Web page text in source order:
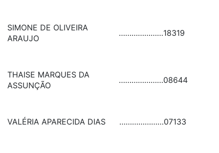
SIMONE DE OLIVEIRA
ARAUJO
…………………18319
THAISE MARQUES DA
ASSUNÇÃO
…………………08644
VALÉRIA APARECIDA DIAS …………………07133